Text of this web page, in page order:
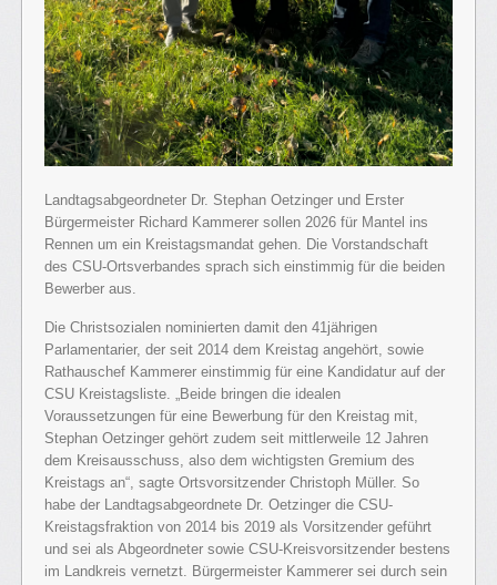
Landtagsabgeordneter Dr. Stephan Oetzinger und Erster
Bürgermeister Richard Kammerer sollen 2026 für Mantel ins
Rennen um ein Kreistagsmandat gehen. Die Vorstandschaft
des CSU-Ortsverbandes sprach sich einstimmig für die beiden
Bewerber aus.
Die Christsozialen nominierten damit den 41jährigen
Parlamentarier, der seit 2014 dem Kreistag angehört, sowie
Rathauschef Kammerer einstimmig für eine Kandidatur auf der
CSU Kreistagsliste. „Beide bringen die idealen
Voraussetzungen für eine Bewerbung für den Kreistag mit,
Stephan Oetzinger gehört zudem seit mittlerweile 12 Jahren
dem Kreisausschuss, also dem wichtigsten Gremium des
Kreistags an“, sagte Ortsvorsitzender Christoph Müller. So
habe der Landtagsabgeordnete Dr. Oetzinger die CSU-
Kreistagsfraktion von 2014 bis 2019 als Vorsitzender geführt
und sei als Abgeordneter sowie CSU-Kreisvorsitzender bestens
im Landkreis vernetzt. Bürgermeister Kammerer sei durch sein